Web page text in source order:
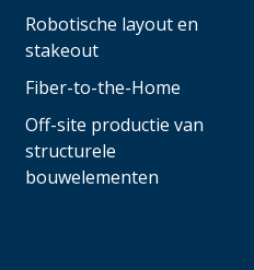
Robotische layout en
stakeout
Fiber-to-the-Home
Off-site productie van
structurele
bouwelementen